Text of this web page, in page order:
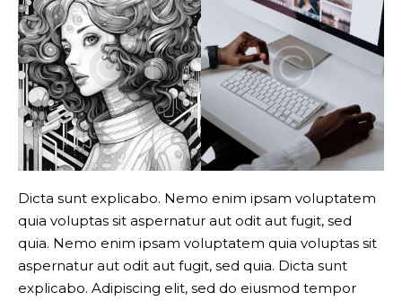
Dicta sunt explicabo. Nemo enim ipsam voluptatem
quia voluptas sit aspernatur aut odit aut fugit, sed
quia. Nemo enim ipsam voluptatem quia voluptas sit
aspernatur aut odit aut fugit, sed quia. Dicta sunt
explicabo. Adipiscing elit, sed do eiusmod tempor